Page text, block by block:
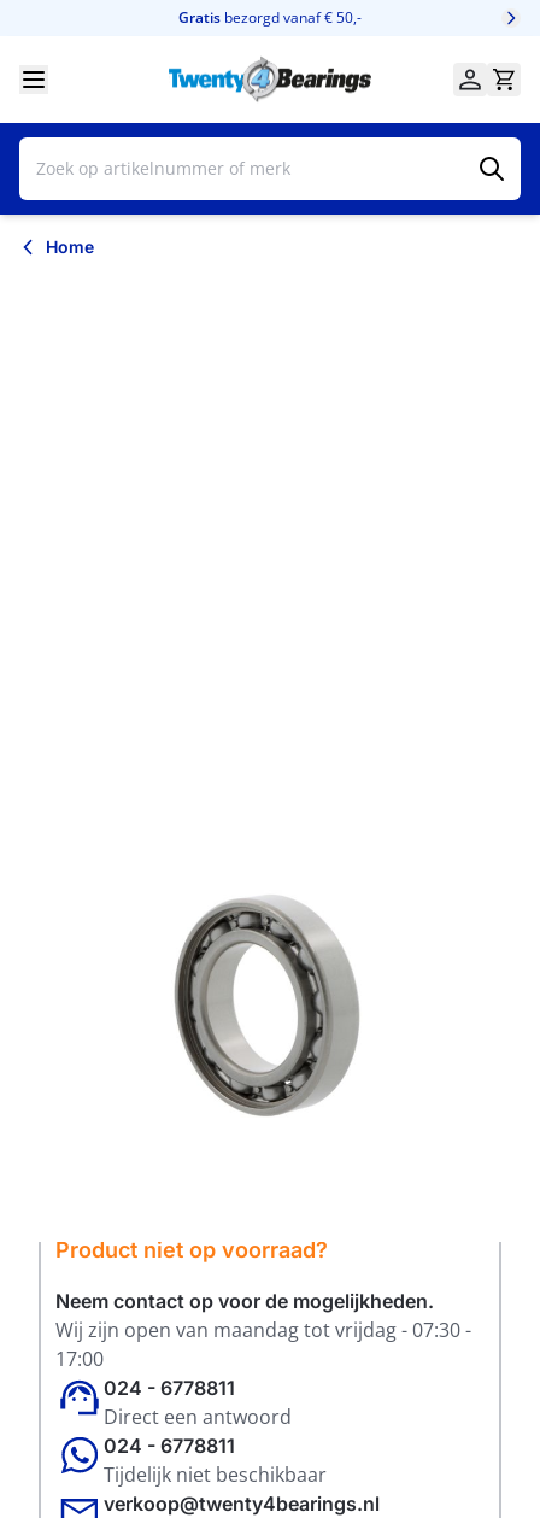
Gratis bezorgd vanaf € 50,-
Home
Tijdelijk niet op voorraad
Groefkogellagers
105.00 mm
225.00 mm
49.00 mm
NSK
Product niet op voorraad?
Neem contact op voor de mogelijkheden.
Wij zijn open van maandag tot vrijdag - 07:30 -
17:00
024 - 6778811
Direct een antwoord
024 - 6778811
Tijdelijk niet beschikbaar
verkoop@twenty4bearings.nl